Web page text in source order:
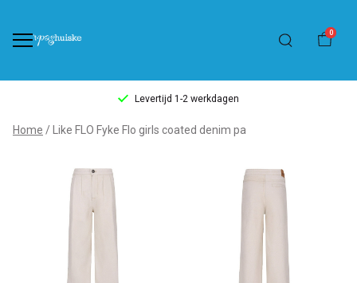
0
Levertijd 1-2 werkdagen
Like
Fyke
Home Like FLO Fyke Flo girls coated denim pa